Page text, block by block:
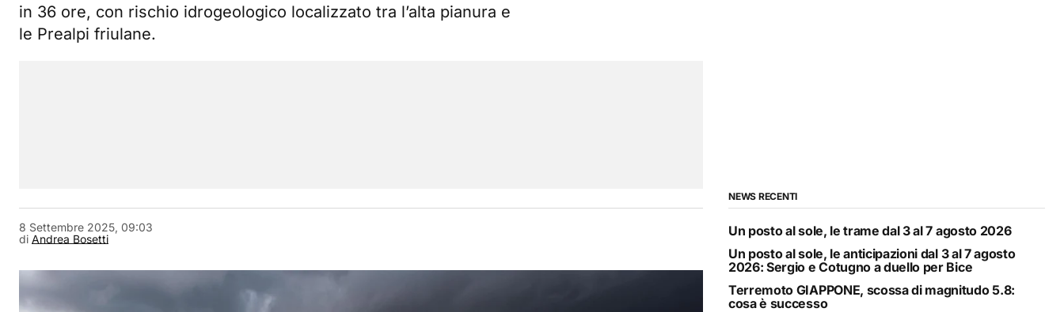
in 36 ore, con rischio idrogeologico localizzato tra l’alta pianura e
le Prealpi friulane.
di Andrea Bosetti
8 Settembre 2025, 09:03
NEWS RECENTI
Un posto al sole, le trame dal 3 al 7 agosto 2026
Un posto al sole, le anticipazioni dal 3 al 7 agosto
2026: Sergio e Cotugno a duello per Bice
Terremoto GIAPPONE, scossa di magnitudo 5.8:
cosa è successo